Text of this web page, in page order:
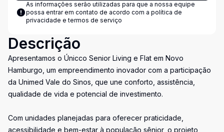
As informações serão utilizadas para que a nossa equipe
possa entrar em contato de acordo com a política de
privacidade e termos de serviço
Descrição
Apresentamos o Únicco Senior Living e Flat em Novo
Hamburgo, um empreendimento inovador com a participação
da Unimed Vale do Sinos, que une conforto, assistência,
qualidade de vida e potencial de investimento.
Com unidades planejadas para oferecer praticidade,
acessibilidade e bem-estar à população sênior, o projeto